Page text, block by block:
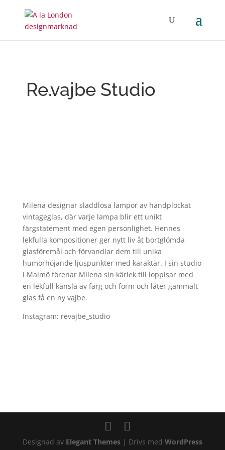
Re.vajbe Studio
Milena designar sladdlösa lampor av handplockat
vintageglas, där varje lampa blir ett unikt
färgstatement med egen personlighet. Hennes
lekfulla kompositioner ger nytt liv åt bortglömda
glasföremål och förvandlar dem till unika
humörhöjande ljuspunkter med karaktär. I sin studio
i Malmö förenar Milena sin kärlek till loppisar med
en lekfull känsla av färg och form och låter gammalt
glas få en ny vajbe.
Instagram: revajbe_studio
Designad av Elegant Themes| Drivs med WordPress